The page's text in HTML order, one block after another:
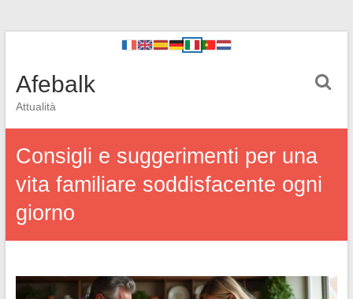
Afebalk
Attualità
Consigli e suggerimenti per una
vita familiare soddisfacente ogni
giorno